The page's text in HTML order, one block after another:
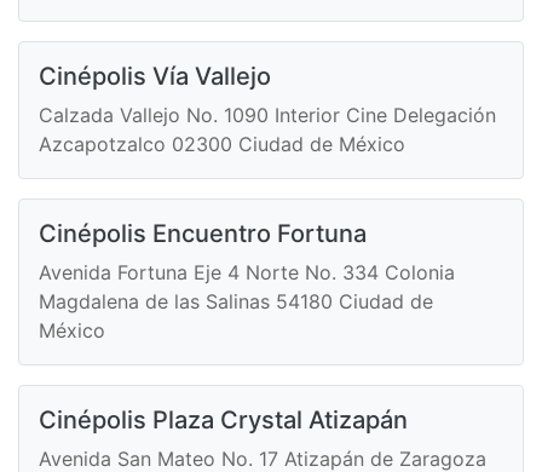
Cinépolis Vía Vallejo
Calzada Vallejo No. 1090 Interior Cine Delegación
Azcapotzalco 02300 Ciudad de México
Cinépolis Encuentro Fortuna
Avenida Fortuna Eje 4 Norte No. 334 Colonia
Magdalena de las Salinas 54180 Ciudad de
México
Cinépolis Plaza Crystal Atizapán
Avenida San Mateo No. 17 Atizapán de Zaragoza